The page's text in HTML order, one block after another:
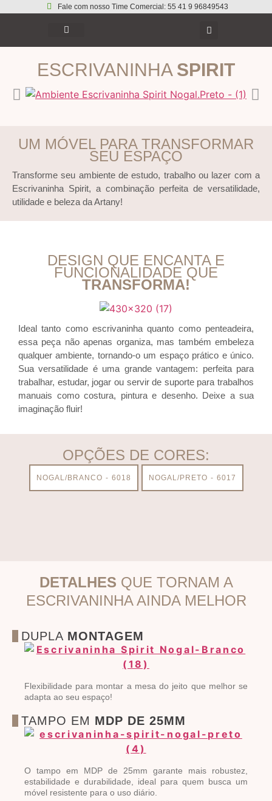
Fale com nosso Time Comercial: 55 41 9 96849543
ESCRIVANINHA SPIRIT
UM MÓVEL PARA TRANSFORMAR
SEU ESPAÇO
Transforme seu ambiente de estudo, trabalho ou lazer com a
Escrivaninha Spirit, a combinação perfeita de versatilidade,
utilidade e beleza da Artany!
DESIGN QUE ENCANTA E
FUNCIONALIDADE QUE
TRANSFORMA!
Ideal tanto como escrivaninha quanto como penteadeira,
essa peça não apenas organiza, mas também embeleza
qualquer ambiente, tornando-o um espaço prático e único.
Sua versatilidade é uma grande vantagem: perfeita para
trabalhar, estudar, jogar ou servir de suporte para trabalhos
manuais como costura, pintura e desenho. Deixe a sua
imaginação fluir!
OPÇÕES DE CORES:
NOGAL/BRANCO - 6018 NOGAL/PRETO - 6017
DETALHES QUE TORNAM A
ESCRIVANINHA AINDA MELHOR
DUPLA MONTAGEM
Flexibilidade para montar a mesa do jeito que melhor se
adapta ao seu espaço!
TAMPO EM MDP DE 25MM
O tampo em MDP de 25mm garante mais robustez,
estabilidade e durabilidade, ideal para quem busca um
móvel resistente para o uso diário.